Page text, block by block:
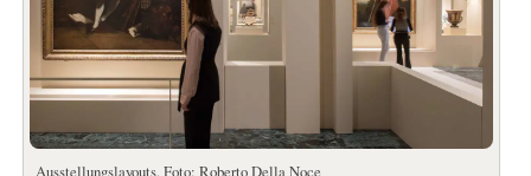
Ausstellungslayouts. Foto: Roberto Della Noce